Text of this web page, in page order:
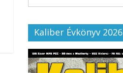
Kaliber Évkönyv 2026